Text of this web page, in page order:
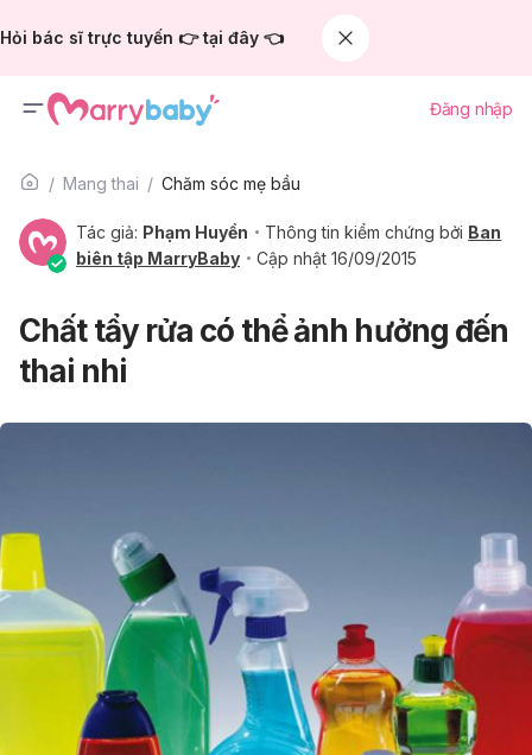
Hỏi bác sĩ trực tuyến 👉 tại đây 👈
Đăng nhập
Mang thai Chăm sóc mẹ bầu
Tác giả: Phạm Huyền Thông tin kiểm chứng bởi Ban
biên tập MarryBaby
Cập nhật 16/09/2015
Chất tẩy rửa có thể ảnh hưởng đến
thai nhi